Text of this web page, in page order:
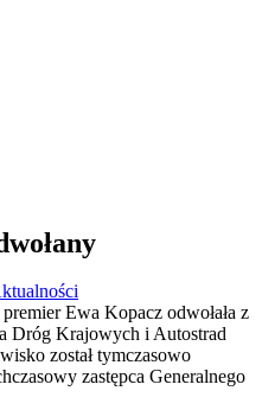
Ewa Kopacz odwołała z
Dróg Krajowych i Autostrad
został tymczasowo
zastępca Generalnego